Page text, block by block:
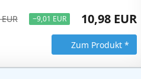
−9,01 EUR 10,98 EUR
Zum Produkt *